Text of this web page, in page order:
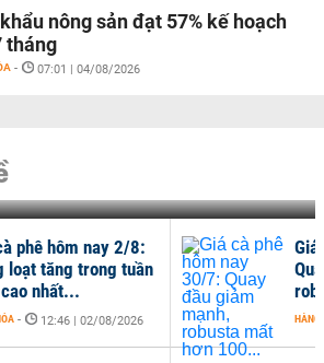
nông sản đạt 57% kế hoạch
tháng
- 07:01 | 04/08/2026
phê hôm nay 2/8:
loạt tăng trong tuần
nhất...
- 12:46 | 02/08/2026 HÀNG